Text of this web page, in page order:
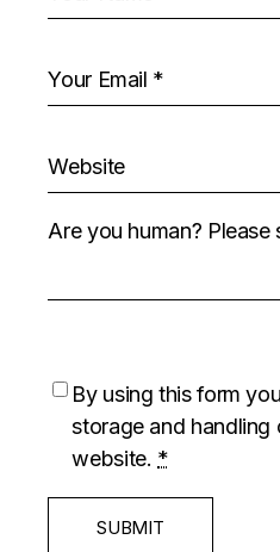
Are you human? Please
By using this form
storage and
website. *
SUBMIT